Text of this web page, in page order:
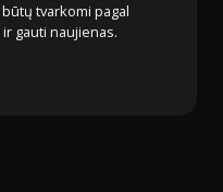
tvarkomi pagal
ir gauti naujienas.